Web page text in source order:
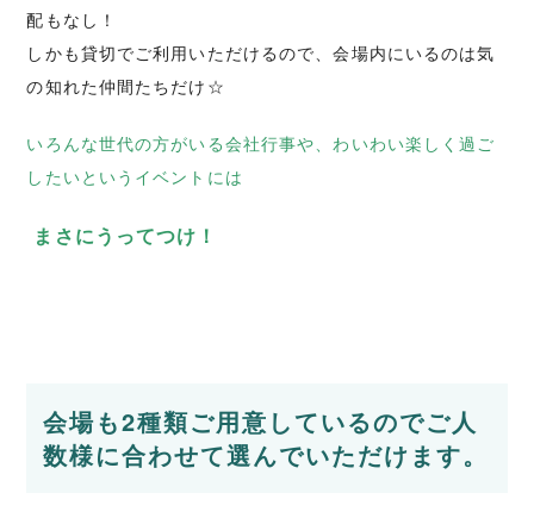
配もなし！
しかも貸切でご利用いただけるので、会場内にいるのは気
の知れた仲間たちだけ☆
いろんな世代の方がいる会社行事や、わいわい楽しく過ご
したいというイベントには
まさにうってつけ！
会場も2種類ご用意しているのでご人
数様に合わせて選んでいただけます。